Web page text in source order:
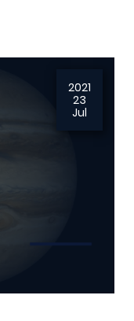
2021
23
Jul